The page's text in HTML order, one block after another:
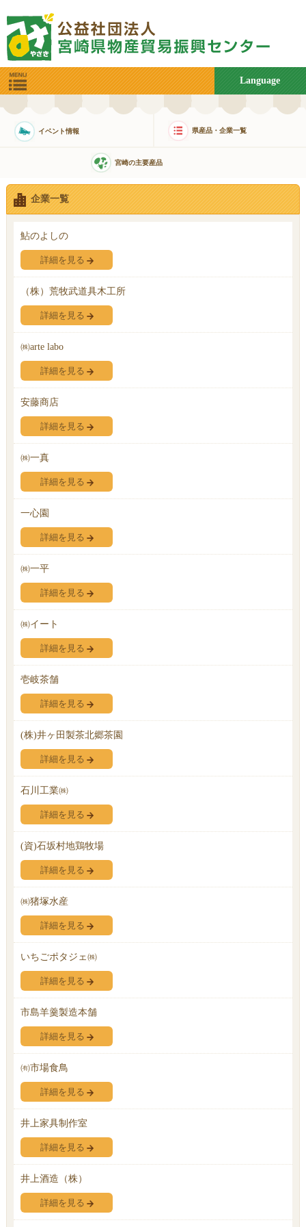
Language
イベント情報 県産品・企業一覧
宮崎の主要産品
企業一覧
鮎のよしの
詳細を見る
（株）荒牧武道具木工所
詳細を見る
㈱arte labo
詳細を見る
安藤商店
詳細を見る
㈱一真
詳細を見る
一心園
詳細を見る
㈱一平
詳細を見る
㈱イート
詳細を見る
壱岐茶舗
詳細を見る
(株)井ヶ田製茶北郷茶園
詳細を見る
石川工業㈱
詳細を見る
(資)石坂村地鶏牧場
詳細を見る
㈱猪塚水産
詳細を見る
いちごポタジェ㈱
詳細を見る
市島羊羹製造本舗
詳細を見る
㈲市場食鳥
詳細を見る
井上家具制作室
詳細を見る
井上酒造（株）
詳細を見る